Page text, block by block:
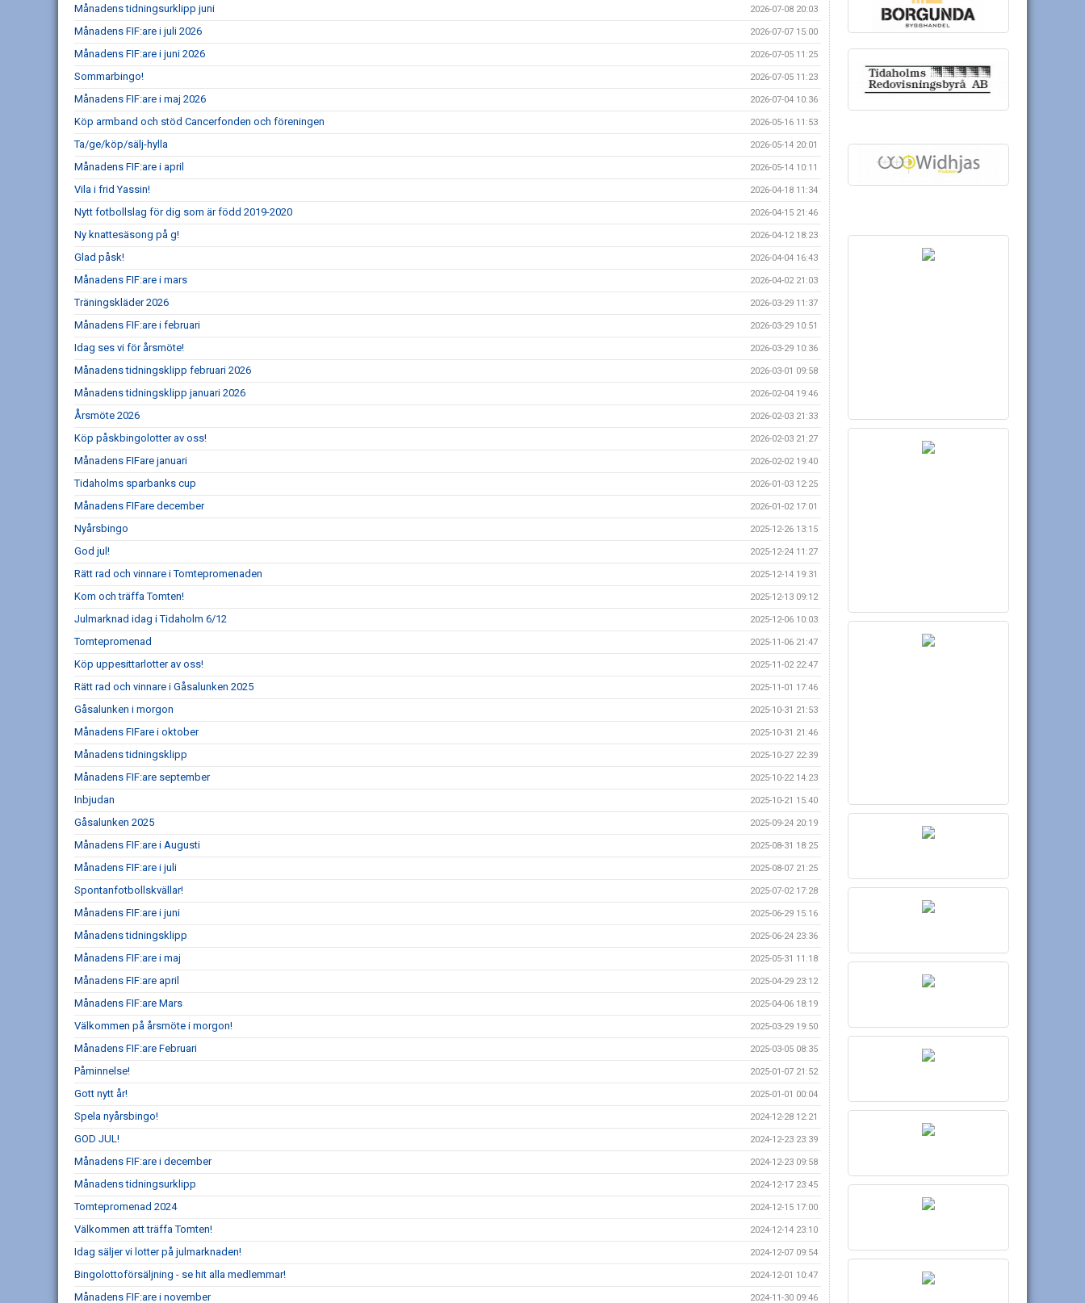
Månadens tidningsurklipp juni 2026-07-08 20:03
Månadens FIF:are i juli 2026 2026-07-07 15:00
Månadens FIF:are i juni 2026 2026-07-05 11:25
Sommarbingo! 2026-07-05 11:23
Månadens FIF:are i maj 2026 2026-07-04 10:36
Köp armband och stöd Cancerfonden och föreningen 2026-05-16 11:53
Ta/ge/köp/sälj-hylla 2026-05-14 20:01
Månadens FIF:are i april 2026-05-14 10:11
Vila i frid Yassin! 2026-04-18 11:34
Nytt fotbollslag för dig som är född 2019-2020 2026-04-15 21:46
Ny knattesäsong på g! 2026-04-12 18:23
Glad påsk! 2026-04-04 16:43
Månadens FIF:are i mars 2026-04-02 21:03
Träningskläder 2026 2026-03-29 11:37
Månadens FIF:are i februari 2026-03-29 10:51
Idag ses vi för årsmöte! 2026-03-29 10:36
Månadens tidningsklipp februari 2026 2026-03-01 09:58
Månadens tidningsklipp januari 2026 2026-02-04 19:46
Årsmöte 2026 2026-02-03 21:33
Köp påskbingolotter av oss! 2026-02-03 21:27
Månadens FIFare januari 2026-02-02 19:40
Tidaholms sparbanks cup 2026-01-03 12:25
Månadens FIFare december 2026-01-02 17:01
Nyårsbingo 2025-12-26 13:15
God jul! 2025-12-24 11:27
Rätt rad och vinnare i Tomtepromenaden 2025-12-14 19:31
Kom och träffa Tomten! 2025-12-13 09:12
Julmarknad idag i Tidaholm 6/12 2025-12-06 10:03
Tomtepromenad 2025-11-06 21:47
Köp uppesittarlotter av oss! 2025-11-02 22:47
Rätt rad och vinnare i Gåsalunken 2025 2025-11-01 17:46
Gåsalunken i morgon 2025-10-31 21:53
Månadens FIFare i oktober 2025-10-31 21:46
Månadens tidningsklipp 2025-10-27 22:39
Månadens FIF:are september 2025-10-22 14:23
Inbjudan 2025-10-21 15:40
Gåsalunken 2025 2025-09-24 20:19
Månadens FIF:are i Augusti 2025-08-31 18:25
Månadens FIF:are i juli 2025-08-07 21:25
Spontanfotbollskvällar! 2025-07-02 17:28
Månadens FIF:are i juni 2025-06-29 15:16
Månadens tidningsklipp 2025-06-24 23:36
Månadens FIF:are i maj 2025-05-31 11:18
Månadens FIF:are april 2025-04-29 23:12
Månadens FIF:are Mars 2025-04-06 18:19
Välkommen på årsmöte i morgon! 2025-03-29 19:50
Månadens FIF:are Februari 2025-03-05 08:35
Påminnelse! 2025-01-07 21:52
Gott nytt år! 2025-01-01 00:04
Spela nyårsbingo! 2024-12-28 12:21
GOD JUL! 2024-12-23 23:39
Månadens FIF:are i december 2024-12-23 09:58
Månadens tidningsurklipp 2024-12-17 23:45
Tomtepromenad 2024 2024-12-15 17:00
Välkommen att träffa Tomten! 2024-12-14 23:10
Idag säljer vi lotter på julmarknaden! 2024-12-07 09:54
Bingolottoförsäljning - se hit alla medlemmar! 2024-12-01 10:47
Månadens FIF:are i november 2024-11-30 09:46